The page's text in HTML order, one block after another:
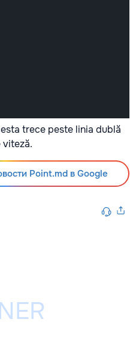
trece peste linia dublă
Point.md в Google